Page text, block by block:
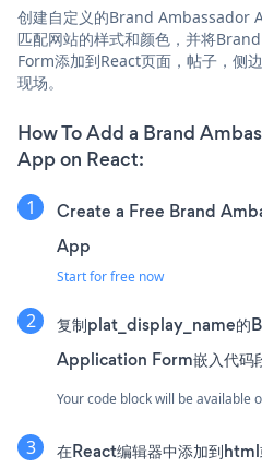
创建自定义的Brand Ambassador
匹配网站的样式和颜色，并将
Form添加到React页面，帖子，侧
现场。
How To Add a Brand
App on React:
Create a Free Brand
App
Start for free now
复制plat_display_name的
Application Form嵌入代码
Your code block will be available
在React编辑器中添加到html